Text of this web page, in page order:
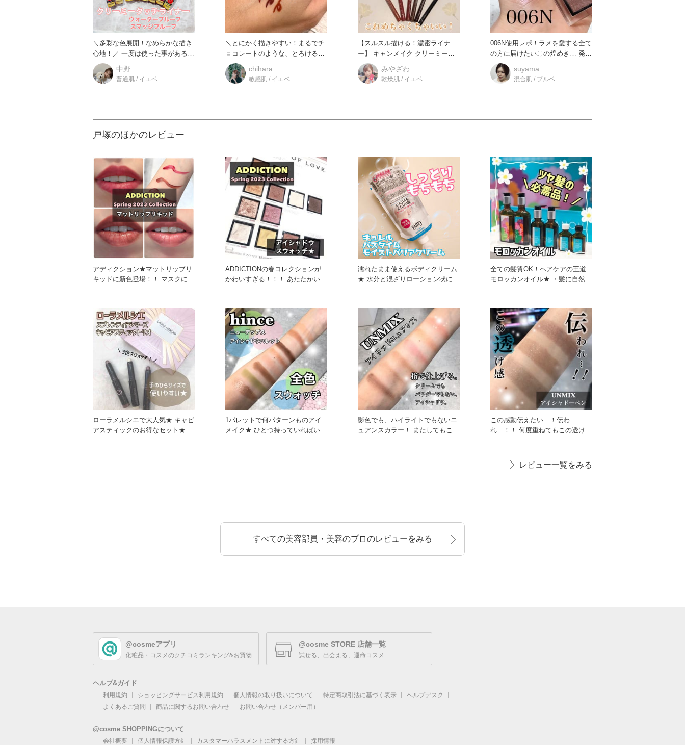
＼多彩な色展開！なめらかな描き
心地！／ 一度は使った事がある方
も多いはず！ 色展開
中野
普通肌 / イエベ
＼とにかく描きやすい！まるでチ
ョコレートのような、とろける描
き心地がたまらない！／
chihara
敏感肌 / イエベ
【スルスル描ける！濃密ライナ
ー】 キャンメイク クリーミータ
みやざわ
乾燥肌 / イエベ
006N使用レポ！ラメを愛する全て
の方に届けたいこの煌めき… 発売
前から気になっ
suyama
混合肌 / ブルベ
戸塚のほかのレビュー
アディクション★マットリップリ
キッドに新色登場！！ マスクにつ
ADDICTIONの春コレクションが
かわいすぎる！！！ あたたかい春
濡れたまま使えるボディクリーム
★ 水分と混ざりローション状に変
全ての髪質OK！ヘアケアの王道
モロッカンオイル★ ・髪に自然な
ローラメルシエで大人気★ キャビ
アスティックのお得なセット★ ア
1パレットで何パターンものアイ
メイク★ ひとつ持っていればいつ
影色でも、ハイライトでもないニ
ュアンスカラー！ またしてもこれ
この感動伝えたい…！伝わ
れ…！！ 何度重ねてもこの透け
レビュー一覧をみる
すべての美容部員・美容のプロのレビューをみる
@cosmeアプリ
化粧品・コスメのクチコミランキング&お買物
@cosme STORE 店舗一覧
試せる、出会える、運命コスメ
ヘルプ&ガイド
利用規約 ショッピングサービス利用規約 個人情報の取り扱いについて 特定商取引法に基づく表示
ヘルプデスク
よくあるご質問
商品に関するお問い合わせ お問い合わせ（メンバー用）
@cosme SHOPPINGについて
会社概要 個人情報保護方針 カスタマーハラスメントに対する方針 採用情報